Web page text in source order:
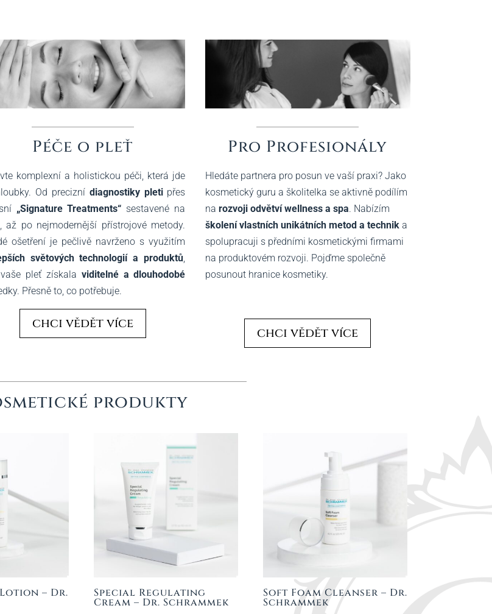
Péče o pleť
komplexní a holistickou péči, která jde
Od precizní diagnostiky pletipřes
„Signature Treatments“ sestavené na
až po nejmodernější přístrojové metody.
ošetření je pečlivě navrženo s využitím
světových technologií a produktů
pleť získala viditelné a dlouhodobé
Přesně to, co potřebuje.
chci vědět více
Pro Profesionály
Hledáte partnera pro posun ve vaší praxi? Jako
kosmetický guru a školitelka se aktivně podílím
na rozvoji odvětví wellness a spa. Nabízím
školení vlastních unikátních metod a technika
spolupracuji s předními kosmetickými firmami
na produktovém rozvoji. Pojďme společně
posunout hranice kosmetiky.
chci vědět více
produkty
– Dr. Special Regulating
Cream – Dr. Schrammek
Soft Foam Cleanser – Dr.
Schrammek